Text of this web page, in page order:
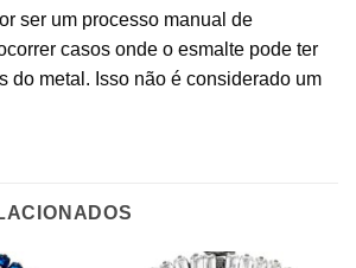
ser um processo manual de
casos onde o esmalte pode ter
do metal. Isso não é considerado um